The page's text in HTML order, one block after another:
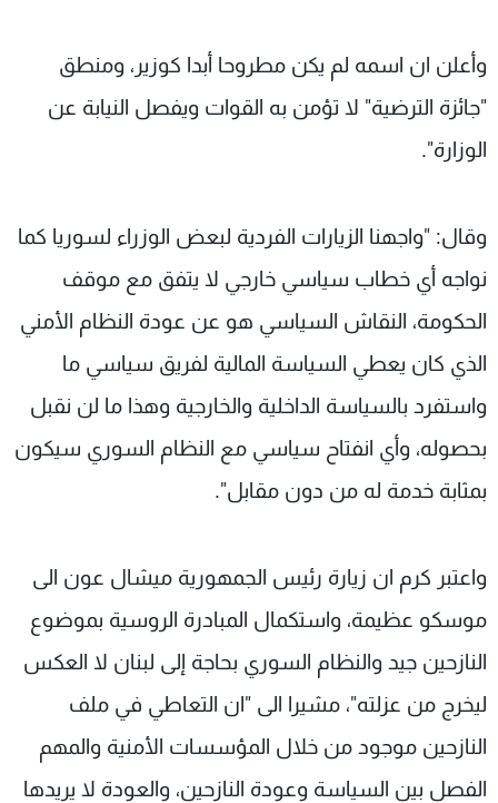
وأعلن ان اسمه لم يكن مطروحا أبدا كوزير، ومنطق
"جائزة الترضية" لا تؤمن به القوات ويفصل النيابة عن
الوزارة".
وقال: "واجهنا الزيارات الفردية لبعض الوزراء لسوريا كما
نواجه أي خطاب سياسي خارجي لا يتفق مع موقف
‏الحكومة، النقاش السياسي هو عن عودة النظام الأمني
الذي كان يعطي السياسة المالية لفريق سياسي ما
واستفرد بالسياسة ‏الداخلية ‏والخارجية ‏وهذا ما لن نقبل
بحصوله‎‏، وأي انفتاح سياسي مع النظام السوري سيكون
بمثابة خدمة له من دون مقابل‎".
واعتبر كرم ان زيارة رئيس الجمهورية ميشال عون الى
موسكو عظيمة، واستكمال المبادرة الروسية بموضوع
النازحين جيد والنظام السوري بحاجة إلى لبنان لا العكس
ليخرج من عزلته"، مشيرا الى "ان التعاطي في ملف
النازحين موجود من خلال المؤسسات الأمنية والمهم
الفصل بين السياسة وعودة النازحين، والعودة ‎لا يريدها